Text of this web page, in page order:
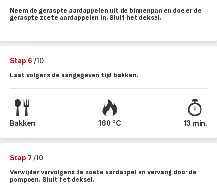
Neem de geraspte aardappelen uit de binnenpan en doe er de
geraspte zoete aardappelen in. Sluit het deksel.
Stap 6 /10
Laat volgens de aangegeven tijd bakken.
Bakken 160 °C 13 min.
Stap 7 /10
Verwijder vervolgens de zoete aardappel en vervang door de
pompoen. Sluit het deksel.